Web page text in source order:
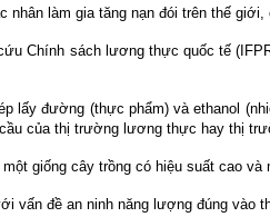
nhân làm gia tăng nạn đói trên thế
Chính sách lương thực quốc tế
lấy đường (thực phẩm) và ethanol
của thị trường lương thực hay thị
giống cây trồng có hiệu suất cao và
vấn đề an ninh năng lượng đúng